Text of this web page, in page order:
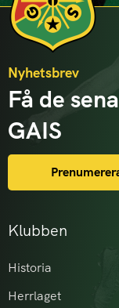
Klubben
Historia
Herrlaget
Nyhetsbrev
Få de
GAIS